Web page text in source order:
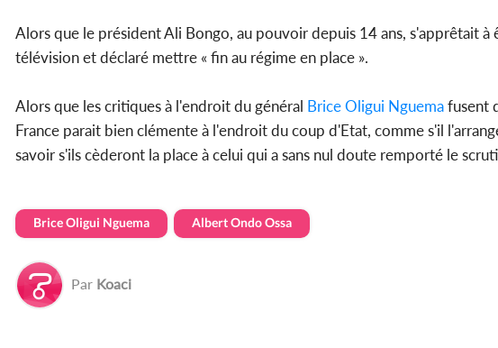
Alors que le président Ali Bongo, au pouvoir depuis 14 ans, s'apprêtait
télévision et déclaré mettre « fin au régime en place ».
Alors que les critiques à l'endroit du général Brice Oligui Nguemafusent
France parait bien clémente à l'endroit du coup d'Etat, comme s'il
savoir s'ils cèderont la place à celui qui a sans nul doute remporté le
Brice Oligui Nguema Albert Ondo Ossa
Par Koaci